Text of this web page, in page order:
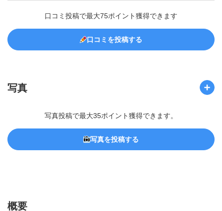
口コミ投稿で最大75ポイント獲得できます
口コミを投稿する
写真
写真投稿で最大35ポイント獲得できます。
写真を投稿する
概要